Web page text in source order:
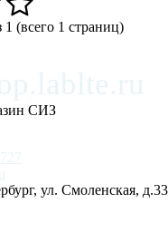
(всего 1 страниц)
СИЗ
ул. Смоленская,